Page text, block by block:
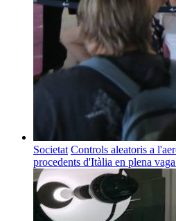
Societat Controls aleatoris a
procedents d'Itàlia en plena